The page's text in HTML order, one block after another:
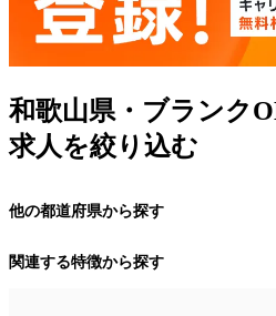
和歌山県・ブランク
求人を絞り込む
他の都道府県から探す
関連する特徴から探す